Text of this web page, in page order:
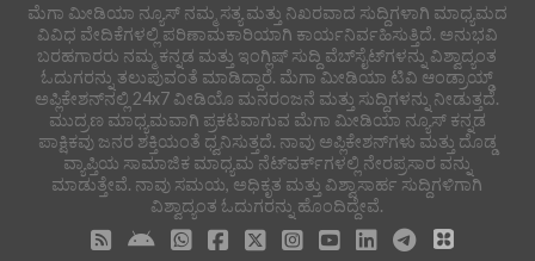
ಮೆಗಾ ಮೀಡಿಯಾ ನ್ಯೂಸ್ ನಮ್ಮ ಸತ್ಯ ಮತ್ತು ನಿಖರವಾದ ಸುದ್ದಿಗಳಾಗಿ ಮಾಧ್ಯಮದ
ವಿವಿಧ ವೇದಿಕೆಗಳಲ್ಲಿ ಪರಿಣಾಮಕಾರಿಯಾಗಿ ಕಾರ್ಯನಿರ್ವಹಿಸುತ್ತಿದೆ. ಅನುಭವಿ
ಬರಹಗಾರರು ನಮ್ಮ ಕನ್ನಡ ಮತ್ತು ಇಂಗ್ಲಿಷ್ ಸುದ್ದಿ ವೆಬ್‌ಸೈಟ್‌ಗಳನ್ನು ವಿಶ್ವಾದ್ಯಂತ
ಓದುಗರನ್ನು ತಲುಪುವಂತೆ ಮಾಡಿದ್ದಾರೆ. ಮೆಗಾ ಮೀಡಿಯಾ ಟಿವಿ ಆಂಡ್ರಾಯ್ಡ್
ಅಪ್ಲಿಕೇಶನ್‌ನಲ್ಲಿ 24x7 ವೀಡಿಯೊ ಮನರಂಜನೆ ಮತ್ತು ಸುದ್ದಿಗಳನ್ನು ನೀಡುತ್ತದೆ.
ಮುದ್ರಣ ಮಾಧ್ಯಮವಾಗಿ ಪ್ರಕಟವಾಗುವ ಮೆಗಾ ಮೀಡಿಯಾ ನ್ಯೂಸ್ ಕನ್ನಡ
ಪಾಕ್ಷಿಕವು ಜನರ ಶಕ್ತಿಯಂತೆ ಧ್ವನಿಸುತ್ತದೆ. ನಾವು ಅಪ್ಲಿಕೇಶನ್‌ಗಳು ಮತ್ತು ದೊಡ್ಡ
ವ್ಯಾಪ್ತಿಯ ಸಾಮಾಜಿಕ ಮಾಧ್ಯಮ ನೆಟ್‌ವರ್ಕ್‌ಗಳಲ್ಲಿ ನೇರಪ್ರಸಾರ ವನ್ನು
ಮಾಡುತ್ತೇವೆ. ನಾವು ಸಮಯ, ಅಧಿಕೃತ ಮತ್ತು ವಿಶ್ವಾಸಾರ್ಹ ಸುದ್ದಿಗಳಿಗಾಗಿ
ವಿಶ್ವಾದ್ಯಂತ ಓದುಗರನ್ನು ಹೊಂದಿದ್ದೇವೆ.